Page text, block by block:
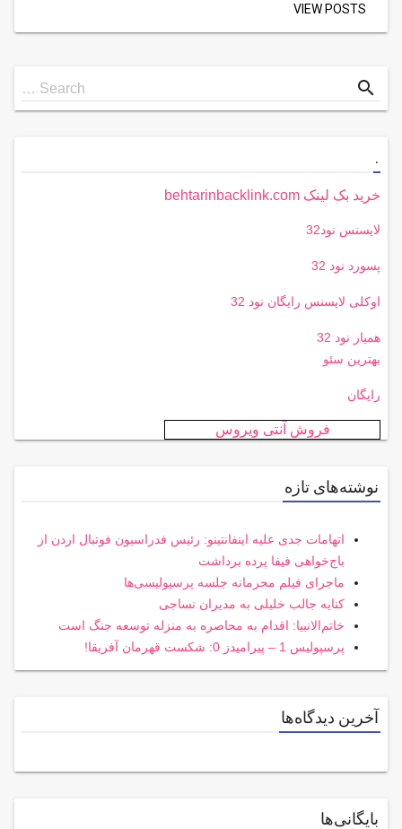
VIEW POSTS
Search
for
Search … search
.
خرید بک لینک behtarinbacklink.com
لایسنس نود32
پسورد نود 32
اوکلی لایسنس رایگان نود 32
همیار نود 32
بهترین سئو
رایگان
فروش آنتی ویروس
نوشته‌های تازه
اتهامات جدی علیه اینفانتینو: رئیس فدراسیون فوتبال اردن از
باج‌خواهی فیفا پرده برداشت
ماجرای فیلم محرمانه جلسه پرسپولیسی‌ها
کنایه جالب خلیلی به مدیران نساجی
خاتم‌الانبیا: اقدام به محاصره به منزله توسعه جنگ است
پرسپولیس 1 – پیرامیدز 0: شکست قهرمان آفریقا!
آخرین دیدگاه‌ها
بایگانی‌ها